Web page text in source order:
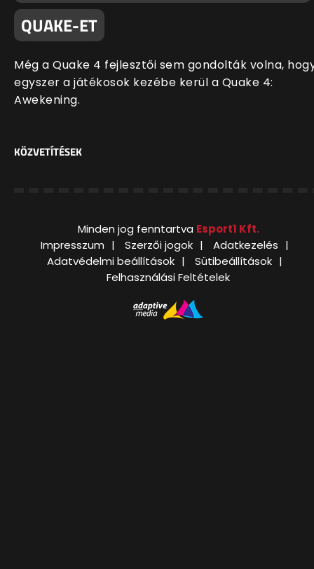
QUAKE-ET
Még a Quake 4 fejlesztői sem gondolták volna,
egyszer a játékosok kezébe kerül a Quake 4:
Awekening.
KÖZVETÍTÉSEK
Minden jog fenntartva Esport1 Kft.
Impresszum
Szerzői jogok
Adatkezelés
Adatvédelmi beállítások
Sütibeállítások
Felhasználási Feltételek